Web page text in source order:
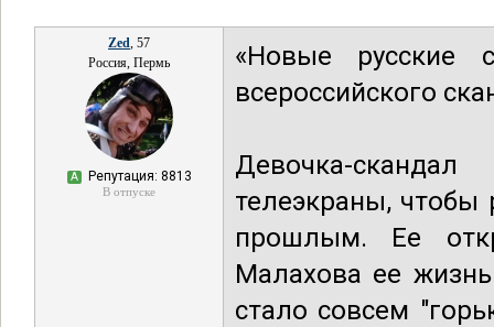
Zed, 57
Россия, Пермь
А Репутация: 8813
В отпуске
«Новые русские
всероссийского
Девочка-
телеэкраны, чтобы
прошлым. Ее
Малахова ее
стало совсем